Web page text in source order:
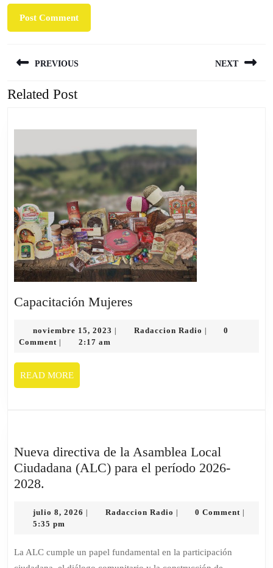
de
entradas
PREVIOUS
Previous
NEXT
Related Post
Capacitación Mujeres
noviembre 15, 2023 noviembreRadaccion Radio Radaccion
0
Comment
2:17 am
READ MOREREAD
MORE
Nueva directiva de la Asamblea Local
Ciudadana (ALC) para el período 2026-
2028.
de
la
Asamblea
Local
julio 8, 2026 julio
Radaccion Radio Radaccion0 Comment
5:35 pm
La ALC cumple un papel fundamental en la participación